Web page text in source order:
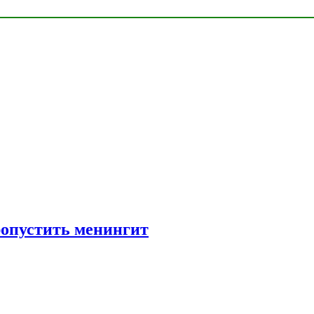
менингит